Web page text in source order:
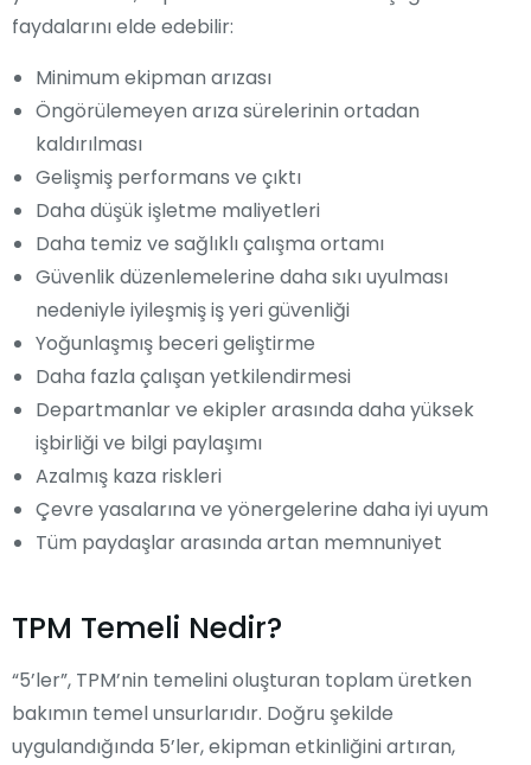
faydalarını elde edebilir:
Minimum ekipman arızası
Öngörülemeyen arıza sürelerinin ortadan
kaldırılması
Gelişmiş performans ve çıktı
Daha düşük işletme maliyetleri
Daha temiz ve sağlıklı çalışma ortamı
Güvenlik düzenlemelerine daha sıkı uyulması
nedeniyle iyileşmiş iş yeri güvenliği
Yoğunlaşmış beceri geliştirme
Daha fazla çalışan yetkilendirmesi
Departmanlar ve ekipler arasında daha yüksek
işbirliği ve bilgi paylaşımı
Azalmış kaza riskleri
Çevre yasalarına ve yönergelerine daha iyi uyum
Tüm paydaşlar arasında artan memnuniyet
TPM Temeli Nedir?
“5’ler”, TPM’nin temelini oluşturan toplam üretken
bakımın temel unsurlarıdır. Doğru şekilde
uygulandığında 5’ler, ekipman etkinliğini artıran,